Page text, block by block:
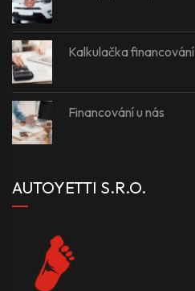
Kalkulačka financování
Financování u nás
AUTOYETTI S.R.O.